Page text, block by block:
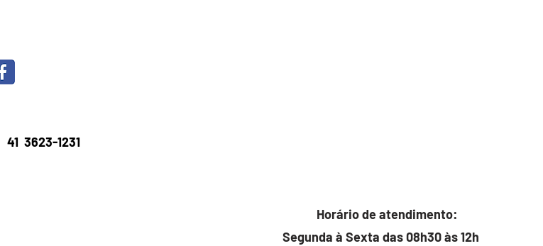
41 3623-1231
Horário de atendimento:
Segunda à Sexta das 08h30 às 12h